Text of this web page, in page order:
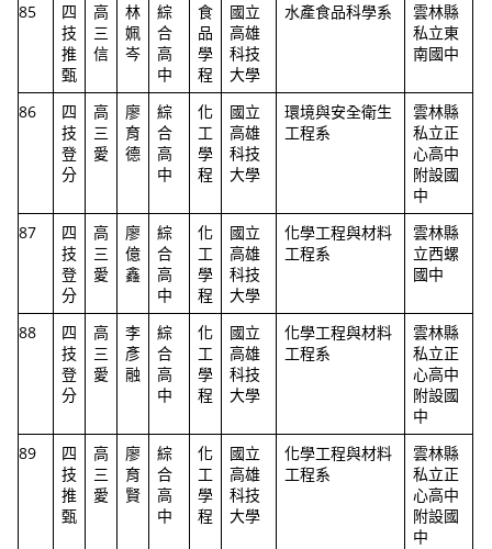
85
四
技
推
甄
高
三
信
林
姵
岑
綜
合
高
中
食
品
學
程
國立
高雄
科技
大學
水產食品科學系
雲林縣
私立東
南國中
86
四
技
登
分
高
三
愛
廖
育
德
綜
合
高
中
化
工
學
程
國立
高雄
科技
大學
環境與安全衛生
工程系
雲林縣
私立正
心高中
附設國
中
87
四
技
登
分
高
三
愛
廖
億
鑫
綜
合
高
中
化
工
學
程
國立
高雄
科技
大學
化學工程與材料
工程系
雲林縣
立西螺
國中
88
四
技
登
分
高
三
愛
李
彥
融
綜
合
高
中
化
工
學
程
國立
高雄
科技
大學
化學工程與材料
工程系
雲林縣
私立正
心高中
附設國
中
89
四
技
推
甄
高
三
愛
廖
育
賢
綜
合
高
中
化
工
學
程
國立
高雄
科技
大學
化學工程與材料
工程系
雲林縣
私立正
心高中
附設國
中